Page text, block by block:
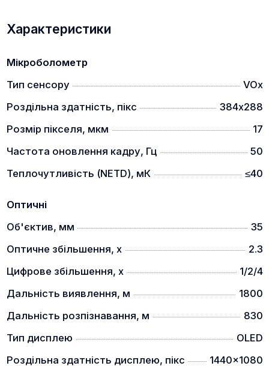
Характеристики
Мікроболометр
Тип сенсору
VOx
Роздільна здатність, пікс
384х288
Розмір пікселя, мкм
17
Частота оновлення кадру, Гц
50
Теплочутливість (NETD), мК
≤40
Оптичні
Об'єктив, мм
35
Оптичне збільшення, x
2.3
Цифрове збільшення, x
1/2/4
Дальність виявлення, м
1800
Дальність розпізнавання, м
830
Тип дисплею
OLED
Роздільна здатність дисплею, пікс
1440x1080